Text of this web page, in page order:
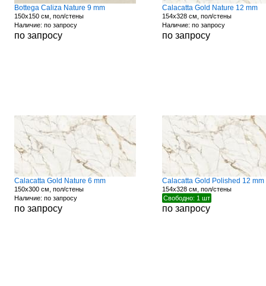
Bottega Caliza Nature 9 mm
150x150 см, пол/стены
Наличие: по запросу
по запросу
Calacatta Gold Nature 12 mm
154x328 см, пол/стены
Наличие: по запросу
по запросу
Calacatta Gold Nature 6 mm
150x300 см, пол/стены
Наличие: по запросу
по запросу
Calacatta Gold Polished 12 mm
154x328 см, пол/стены
Свободно: 1 шт
по запросу